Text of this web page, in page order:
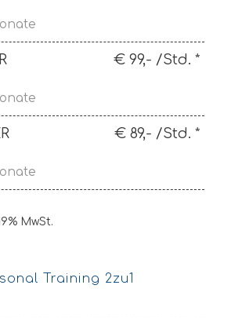
€ 99,- /Std. *
€ 89,- /Std. *
MwSt.
Training 2zu1